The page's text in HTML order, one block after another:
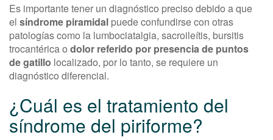
Es importante tener un diagnóstico preciso debido a que
el síndrome piramidal puede confundirse con otras
patologías como la lumbociatalgia, sacroileítis, bursitis
trocantérica o dolor referido por presencia de puntos
de gatillo localizado, por lo tanto, se requiere un
diagnóstico diferencial.
¿Cuál es el tratamiento del
síndrome del piriforme?